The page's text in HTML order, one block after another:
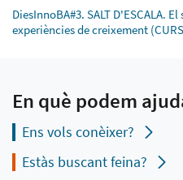
DiesInnoBA#3. SALT D'ESCALA.
experiències de creixement
En què podem
Ens vols conèixer?
Estàs buscant feina?